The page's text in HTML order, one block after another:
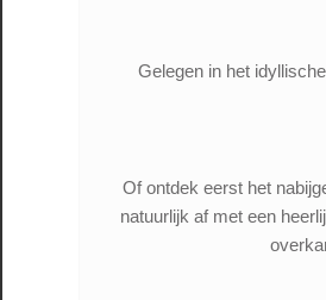
Gelegen in het
Of ontdek eerst het
natuurlijk af met een